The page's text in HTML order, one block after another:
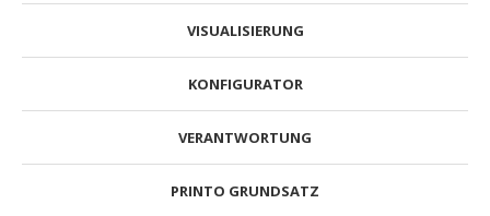
VISUALISIERUNG
KONFIGURATOR
VERANTWORTUNG
PRINTO GRUNDSATZ